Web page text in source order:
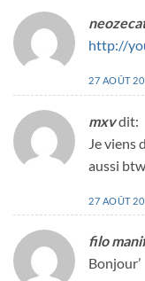
http://
27 AOÛT
mxvdit:
Je viens
aussi
27 AOÛT
filo
Bonjour’